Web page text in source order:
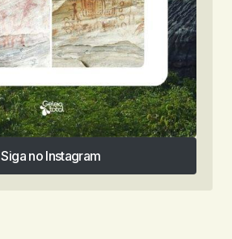
Siga no Instagram
Siga no Instagram